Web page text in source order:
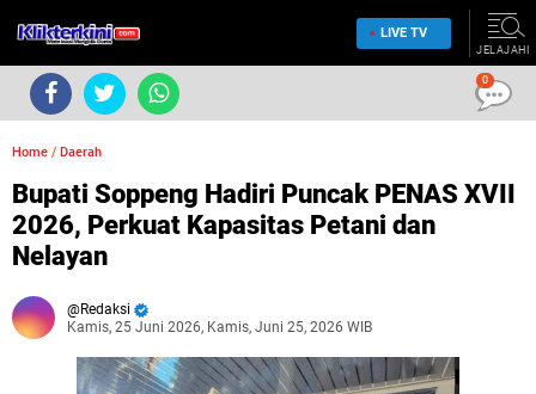
LIVE TV
JELAJAHI
Home / Daerah
Bupati Soppeng Hadiri Puncak PENAS XVII
2026, Perkuat Kapasitas Petani dan
Nelayan
Redaksi
Kamis, 25 Juni 2026, Kamis, Juni 25, 2026 WIB
0